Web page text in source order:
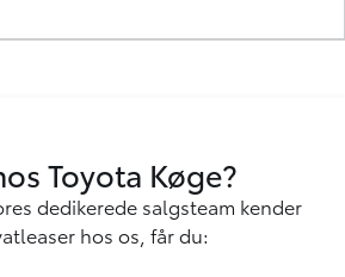
Toyota Køge?
dedikerede salgsteam kender
hos os, får du: